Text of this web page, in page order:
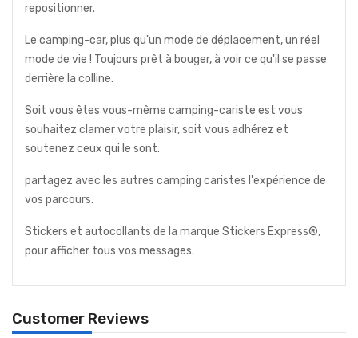
repositionner.
Le camping-car, plus qu'un mode de déplacement, un réel
mode de vie ! Toujours prêt à bouger, à voir ce qu'il se passe
derrière la colline.
Soit vous êtes vous-même camping-cariste est vous
souhaitez clamer votre plaisir, soit vous adhérez et
soutenez ceux qui le sont.
partagez avec les autres camping caristes l'expérience de
vos parcours.
Stickers et autocollants de la marque Stickers Express®,
pour afficher tous vos messages.
Customer Reviews